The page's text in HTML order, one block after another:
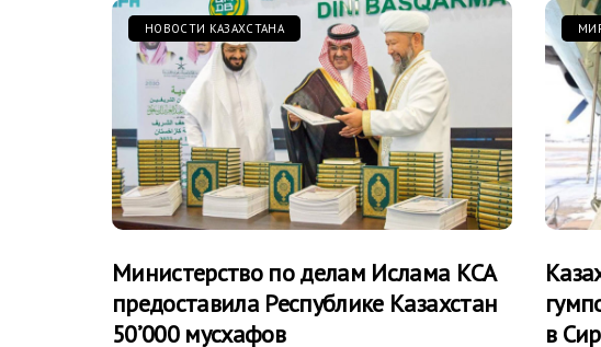
НОВОСТИ КАЗАХСТАНА
Министерство по делам Ислама КСА
предоставила Республике Казахстан
50’000 мусхафов
в